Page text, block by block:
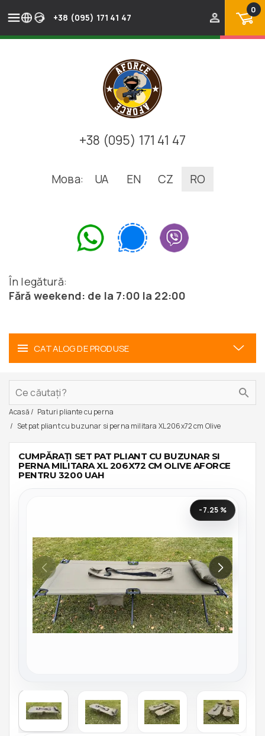
+38 (095) 171 41 47
0
+38 (095) 171 41 47
Мова: UA EN CZ RO
În legătură:
Fără weekend: de la 7:00 la 22:00
CATALOG DE PRODUSE
Acasă
Paturi pliante cu perna
Set pat pliant cu buzunar si perna militara XL 206x72 cm Olive
CUMPĂRAȚI SET PAT PLIANT CU BUZUNAR SI
PERNA MILITARA XL 206X72 CM OLIVE AFORCE
PENTRU 3200 UAH
-7.25 %